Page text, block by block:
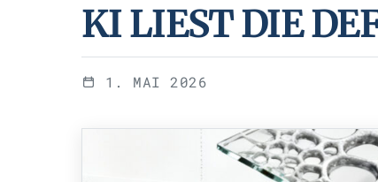
KI LIEST DIE
1. MAI 2026